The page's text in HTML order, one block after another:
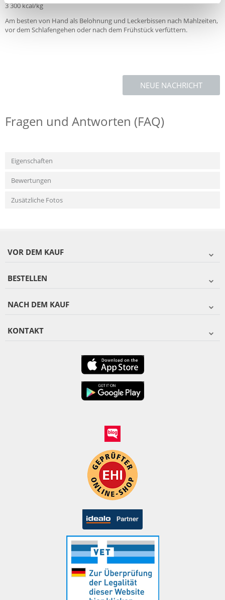
3 300 kcal/kg
Am besten von Hand als Belohnung und Leckerbissen nach Mahlzeiten,
vor dem Schlafengehen oder nach dem Frühstück verfüttern.
NEUE NACHRICHT
Fragen und Antworten (FAQ)
Eigenschaften
Bewertungen
Zusätzliche Fotos
VOR DEM KAUF
BESTELLEN
NACH DEM KAUF
KONTAKT